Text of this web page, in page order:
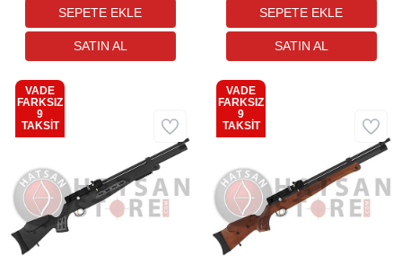
VADE
FARKSIZ
9
TAKSİT
Kargo
Bedava
VADE
FARKSIZ
9
TAKSİT
Kargo
Bedava